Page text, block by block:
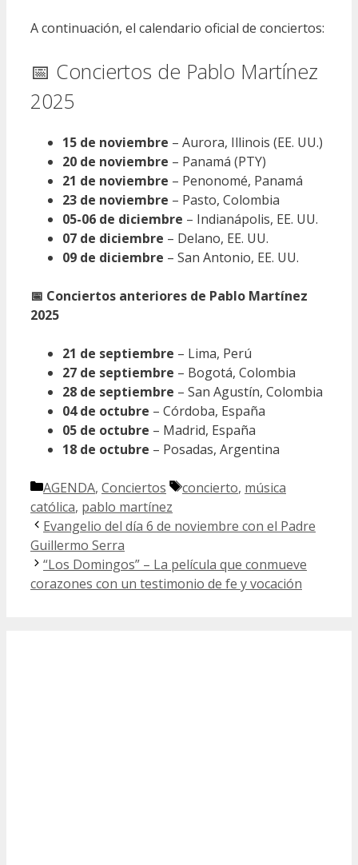
A continuación, el calendario oficial de conciertos:
📅 Conciertos de Pablo Martínez
2025
15 de noviembre – Aurora, Illinois (EE. UU.)
20 de noviembre – Panamá (PTY)
21 de noviembre – Penonomé, Panamá
23 de noviembre – Pasto, Colombia
05-06 de diciembre – Indianápolis, EE. UU.
07 de diciembre – Delano, EE. UU.
09 de diciembre – San Antonio, EE. UU.
📅 Conciertos anteriores de Pablo Martínez
2025
21 de septiembre – Lima, Perú
27 de septiembre – Bogotá, Colombia
28 de septiembre – San Agustín, Colombia
04 de octubre – Córdoba, España
05 de octubre – Madrid, España
18 de octubre – Posadas, Argentina
Categorías
AGENDA, Conciertos Etiquetas
concierto, música
católica, pablo martínez
Evangelio del día 6 de noviembre con el Padre
Guillermo Serra
“Los Domingos” – La película que conmueve
corazones con un testimonio de fe y vocación